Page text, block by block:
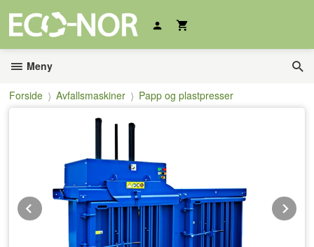
innholdet
Meny
Forside Avfallsmaskiner Papp og plastpresser
Prev